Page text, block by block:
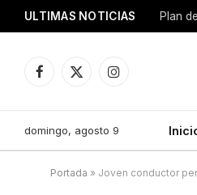
ULTIMAS NOTICIAS Plan
Facebook
X
Instagram
domingo, agosto 9
Portada » Joven conductor